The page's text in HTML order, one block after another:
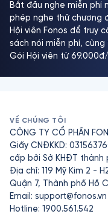
Bắt đầu nghe miễn phí
phép nghe thử chương
Hội viên Fonos để truy
sách nói miễn phí, cùng
Gói Hội viên từ
VỀ CHÚNG TÔI
CÔNG TY CỔ PHẦN
Giấy CNĐKKD:
cấp bởi Sở KHĐT thành
Địa chỉ: 119 Mỹ Kim 2 -
Quận 7, Thành phố Hồ
Email: support@fonos.vn
Hotline: 1900.561.542